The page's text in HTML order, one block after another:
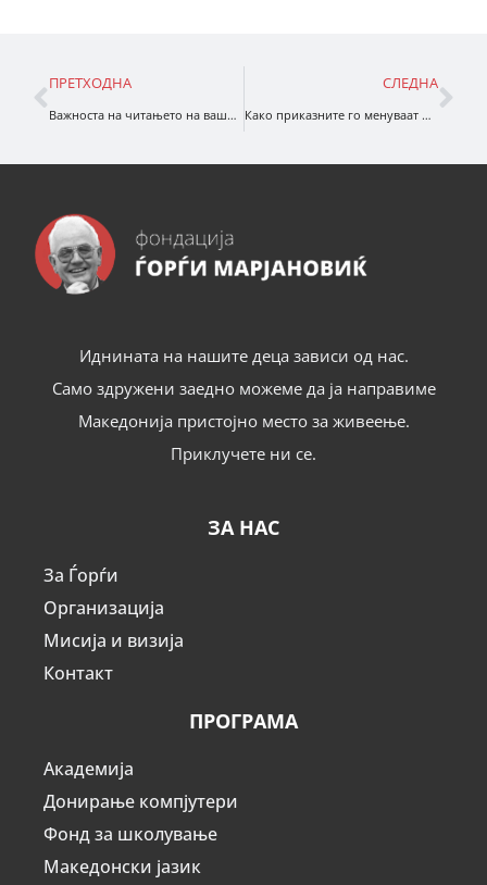
ПРЕТХОДНА
Важноста на читањето на вашите деца
СЛЕДНА
Како приказните го менуваат нашиот мозок
Иднината на нашите деца зависи од нас.
Само здружени заедно можеме да ја направиме
Македонија пристојно место за живеење.
Приклучете ни се.
ЗА НАС
За Ѓорѓи
Организација
Мисија и визија
Контакт
ПРОГРАМА
Академија
Донирање компјутери
Фонд за школување
Македонски јазик